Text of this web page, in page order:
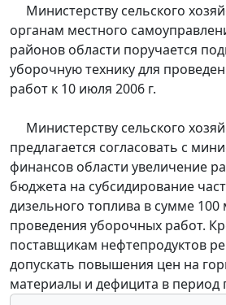
Министерству сельского
органам местного
районов области поручается
уборочную технику для
работ к 10 июля 2006 г.
Министерству сельского
предлагается согласовать с
финансов области увеличение
бюджета на субсидирование
дизельного топлива в сумме 100
проведения уборочных работ.
поставщикам нефтепродуктов
допускать повышения цен на
материалы и дефицита в период